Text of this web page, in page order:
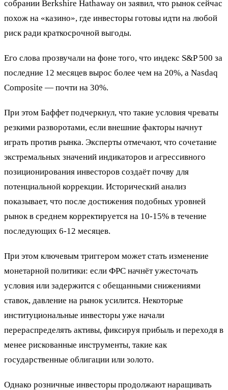
собрании Berkshire Hathaway он заявил, что рынок сейчас
похож на «казино», где инвесторы готовы идти на любой
риск ради краткосрочной выгоды.
Его слова прозвучали на фоне того, что индекс S&P 500 за
последние 12 месяцев вырос более чем на 20%, а Nasdaq
Composite — почти на 30%.
При этом Баффет подчеркнул, что такие условия чреваты
резкими разворотами, если внешние факторы начнут
играть против рынка. Эксперты отмечают, что сочетание
экстремальных значений индикаторов и агрессивного
позиционирования инвесторов создаёт почву для
потенциальной коррекции. Исторический анализ
показывает, что после достижения подобных уровней
рынок в среднем корректируется на 10-15% в течение
последующих 6-12 месяцев.
При этом ключевым триггером может стать изменение
монетарной политики: если ФРС начнёт ужесточать
условия или задержится с обещанными снижениями
ставок, давление на рынок усилится. Некоторые
институциональные инвесторы уже начали
перераспределять активы, фиксируя прибыль и переходя в
менее рискованные инструменты, такие как
государственные облигации или золото.
Однако розничные инвесторы продолжают наращивать